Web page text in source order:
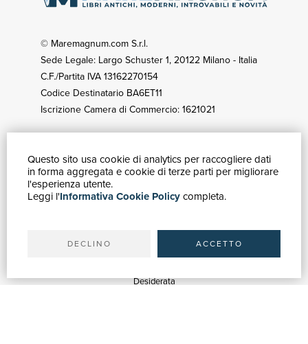
Questo sito usa cookie di analytics per raccogliere dati
in forma aggregata e cookie di terze parti per migliorare
l'esperienza utente.
Leggi l'Informativa Cookie Policycompleta.
DECLINO ACCETTO
© Maremagnum.com S.r.l.
Sede Legale: Largo Schuster 1, 20122 Milano - Italia
C.F./Partita IVA 13162270154
Codice Destinatario BA6ET11
Iscrizione Camera di Commercio: 1621021
GUIDA ACQUISTI
Catalogo
Ricerca avanzata
Spedizioni
Desiderata